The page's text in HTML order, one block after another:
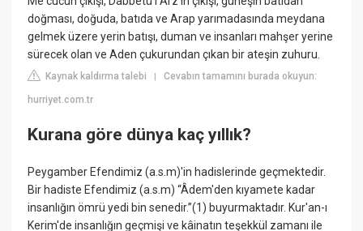
doğması, doğuda, batıda ve Arap yarımadasında meydana
gelmek üzere yerin batışı, duman ve insanları mahşer yerine
sürecek olan ve Aden çukurundan çıkan bir ateşin zuhuru.
Kaynak kaldırma talebi |Cevabın tamamını burada okuyun:
hurriyet.com.tr
Kurana göre dünya kaç yıllık?
Peygamber Efendimiz (a.s.m)'in hadislerinde geçmektedir.
Bir hadiste Efendimiz (a.s.m) “Âdem'den kıyamete kadar
insanlığın ömrü yedi bin senedir.”(1) buyurmaktadır. Kur'an-ı
Kerim'de insanlığın geçmişi ve kâinatın teşekkül zamanı ile